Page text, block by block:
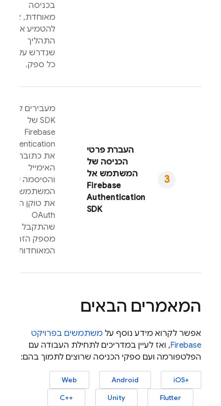
בכניסה
מאוחדת, צריך
להטמיע את
התהליך
שנדרש על ידי
כל ספק.
העברת פרטי
הכניסה של
המשתמש אל
Firebase
Authentication
SDK
מעבירים ל-
SDK של
Firebase
Authentication
את כתובת
האימייל
והסיסמה של
המשתמש או
את טוקן ה-
OAuth
שהתקבל
מספק הזהויות
המאוחדות.
המאמרים הבאים
אפשר לקרוא מידע נוסף על משתמשים בפרויקט
Firebase, ואז לעיין במדריכים לתחילת העבודה עם
הפלטפורמה ועם ספקי הכניסה שרוצים לתמוך בהם:
iOS+‎
Android
Web
Flutter
Unity
C++‎